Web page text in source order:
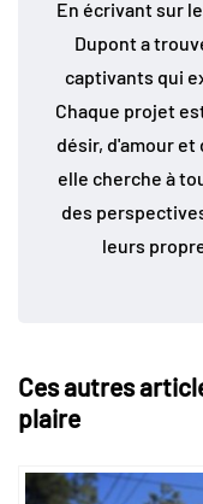
En écrivant sur
Dupont a
captivants qui
Chaque projet
désir, d'amour et
elle cherche à
des
leurs
Ces autres
plaire